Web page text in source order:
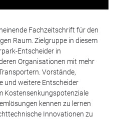
Fachzeitschrift für den
Raum. Zielgruppe in diesem
Entscheider in
Organisationen mit mehr
Vorstände,
und weitere Entscheider
Kostensenkungspotenziale
kennen zu lernen
Innovationen zu